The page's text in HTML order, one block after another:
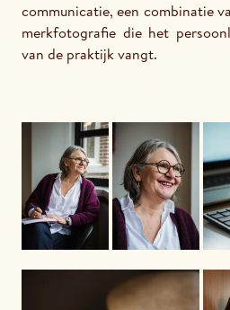
communicatie, een combinatie
merkfotografie die het
van de praktijk vangt.